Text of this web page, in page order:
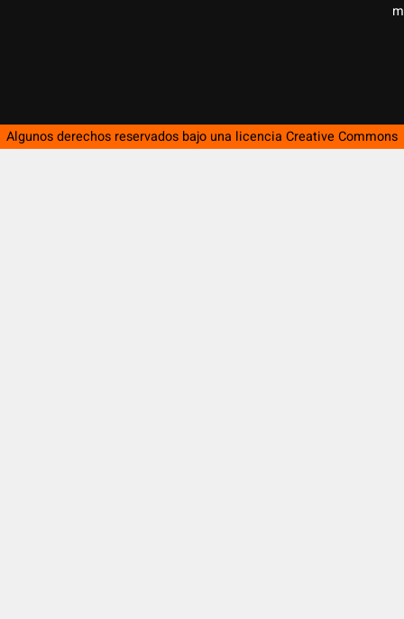
Algunos derechos reservados bajo una licencia Creative Commons